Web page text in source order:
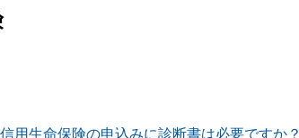
用生命保険の申込みに診断書は必要ですか？